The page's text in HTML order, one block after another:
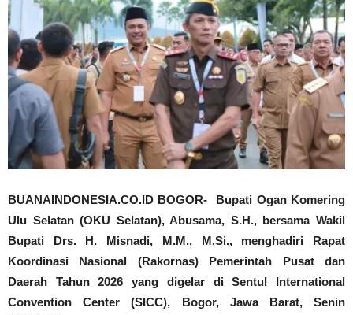
BUANAINDONESIA.CO.ID BOGOR- Bupati Ogan Komering
Ulu Selatan (OKU Selatan), Abusama, S.H., bersama Wakil
Bupati Drs. H. Misnadi, M.M., M.Si., menghadiri Rapat
Koordinasi Nasional (Rakornas) Pemerintah Pusat dan
Daerah Tahun 2026 yang digelar di Sentul International
Convention Center (SICC), Bogor, Jawa Barat, Senin